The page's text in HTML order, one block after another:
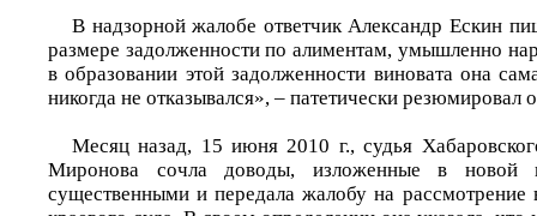
В надзорной жалобе ответчик Александр Ескин
размере задолженности по алиментам, умышленно
в образовании этой задолженности виновата она
никогда не отказывался», – патетически резюмировал
Месяц назад, 15 июня 2010 г., судья
Миронова сочла доводы, изложенные в новой
существенными и передала жалобу на рассмотрение